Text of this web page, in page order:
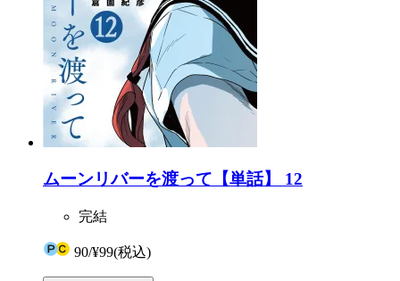
ムーンリバーを渡って【単話】 12
完結
90/¥99(税込)